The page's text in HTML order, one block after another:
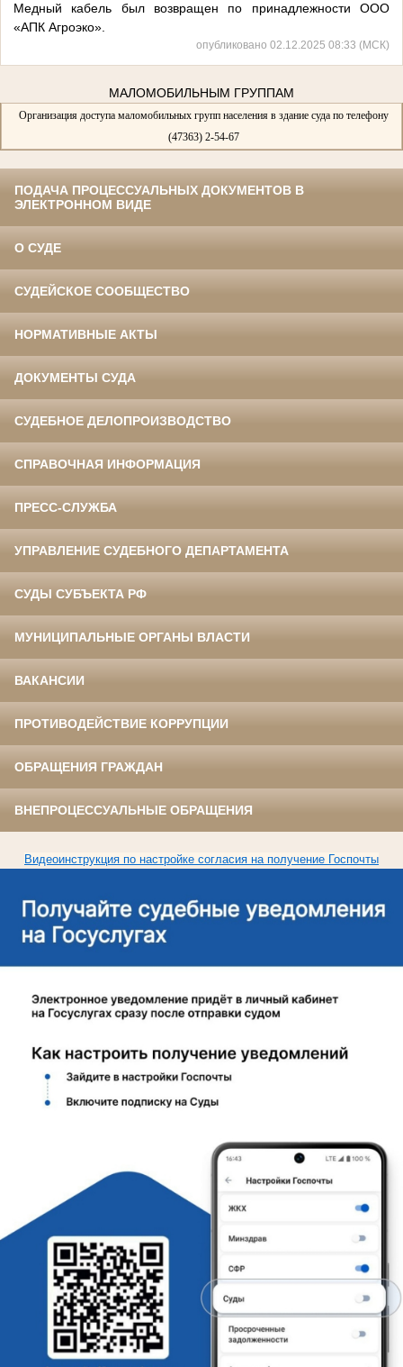
Медный кабель был возвращен по принадлежности ООО
«АПК Агроэко».
опубликовано 02.12.2025 08:33 (МСК)
МАЛОМОБИЛЬНЫМ ГРУППАМ
Организация доступа маломобильных групп населения в здание суда по телефону
(47363) 2-54-67
ПОДАЧА ПРОЦЕССУАЛЬНЫХ ДОКУМЕНТОВ В
ЭЛЕКТРОННОМ ВИДЕ
О СУДЕ
СУДЕЙСКОЕ СООБЩЕСТВО
НОРМАТИВНЫЕ АКТЫ
ДОКУМЕНТЫ СУДА
СУДЕБНОЕ ДЕЛОПРОИЗВОДСТВО
СПРАВОЧНАЯ ИНФОРМАЦИЯ
ПРЕСС-СЛУЖБА
УПРАВЛЕНИЕ СУДЕБНОГО ДЕПАРТАМЕНТА
СУДЫ СУБЪЕКТА РФ
МУНИЦИПАЛЬНЫЕ ОРГАНЫ ВЛАСТИ
ВАКАНСИИ
ПРОТИВОДЕЙСТВИЕ КОРРУПЦИИ
ОБРАЩЕНИЯ ГРАЖДАН
ВНЕПРОЦЕССУАЛЬНЫЕ ОБРАЩЕНИЯ
Видеоинструкция по настройке согласия на получение Госпочты